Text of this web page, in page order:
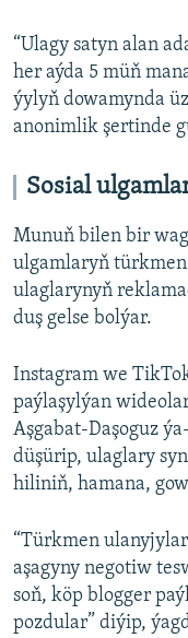
“Ulagy satyn alan
her aýda 5 müň
ýylyň dowamynda
anonimlik şertinde
Sosial
Munuň bilen bir
ulgamlaryň
ulaglarynyň
duş gelse bolýar.
Instagram we
paýlaşylýan
Aşgabat-Daşoguz
düşürip, ulaglary
hiliniň, hamana,
“Türkmen
aşagyny negotiw
soň, köp blogger
pozdular” diýip,